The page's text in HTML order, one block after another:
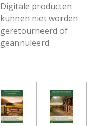
Digitale producten
kunnen niet worden
geretourneerd of
geannuleerd